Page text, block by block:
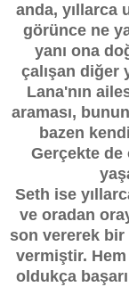
anda, yıllarca
görünce ne
yanı ona
çalışan diğer
Lana'nın
araması,
bazen
Gerçekte
Seth ise
ve oradan
son vererek bir
vermiştir.
oldukça